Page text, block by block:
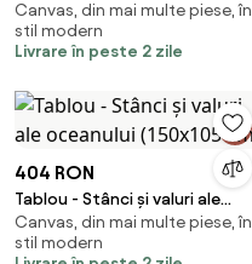
Franța (150x105 cm)
Canvas, din mai multe piese, în
stil modern
Livrare în peste 2 zile
404 RON
Tablou - Stânci și valuri ale
oceanului (150x105 cm)
Canvas, din mai multe piese, în
stil modern